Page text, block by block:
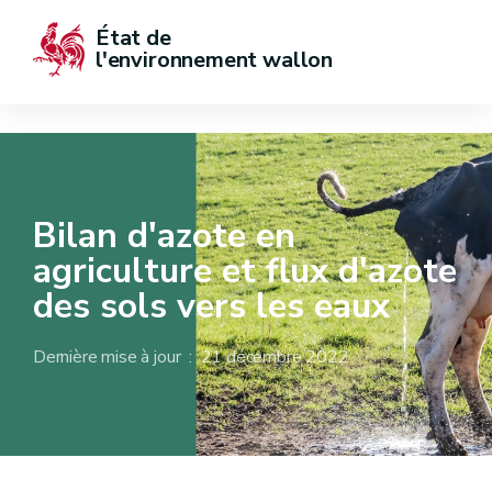
État de
l'environnement wallon
Bilan d'azote en
agriculture et flux d'azote
des sols vers les eaux
Dernière mise à jour : 21 décembre 2022